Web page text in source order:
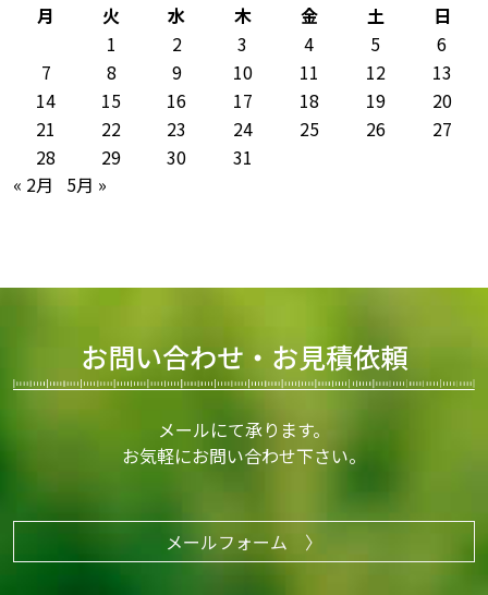
月
火 水 木 金 土
日
1
2 3 4 5
6
7
8 9 10 11 12
13
14
15 16 17 18 19
20
21
22 23 24 25 26
27
28
29 30
31
« 2月
5月 »
お問い合わせ・お見積依頼
メールにて承ります。
お気軽にお問い合わせ下さい。
メールフォーム 〉